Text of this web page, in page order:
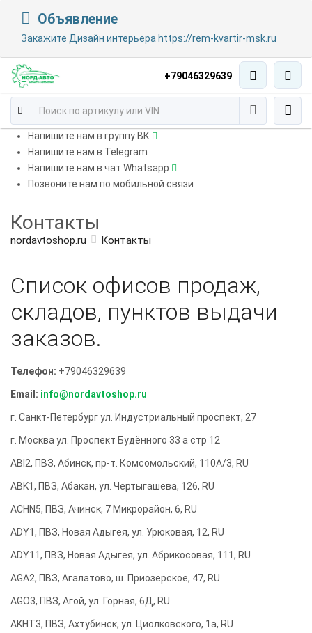
Объявление
Закажите Дизайн интерьера https://rem-kvartir-msk.ru
+79046329639
Напишите нам в группу ВК
Напишите нам в Telegram
Напишите нам в чат Whatsapp
Позвоните нам по мобильной связи
Контакты
nordavtoshop.ru Контакты
Список офисов продаж,
складов, пунктов выдачи
заказов.
Телефон: +79046329639
Email: info@nordavtoshop.ru
г. Санкт-Петербург ул. Индустриальный проспект, 27
г. Москва ул. Проспект Будённого 33 а стр 12
ABI2, ПВЗ, Абинск, пр-т. Комсомольский, 110А/3, RU
ABK1, ПВЗ, Абакан, ул. Чертыгашева, 126, RU
ACHN5, ПВЗ, Ачинск, 7 Микрорайон, 6, RU
ADY1, ПВЗ, Новая Адыгея, ул. Урюковая, 12, RU
ADY11, ПВЗ, Новая Адыгея, ул. Абрикосовая, 111, RU
AGA2, ПВЗ, Агалатово, ш. Приозерское, 47, RU
AGO3, ПВЗ, Агой, ул. Горная, 6Д, RU
AKHT3, ПВЗ, Ахтубинск, ул. Циолковского, 1а, RU